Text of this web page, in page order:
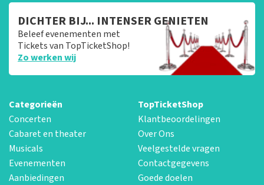
DICHTER BIJ... INTENSER GENIETEN
Beleef evenementen met
Tickets van TopTicketShop!
Zo werken wij
Categorieën
Concerten
Cabaret en theater
Musicals
Evenementen
Aanbiedingen
TopTicketShop
Klantbeoordelingen
Over Ons
Veelgestelde vragen
Contactgegevens
Goede doelen